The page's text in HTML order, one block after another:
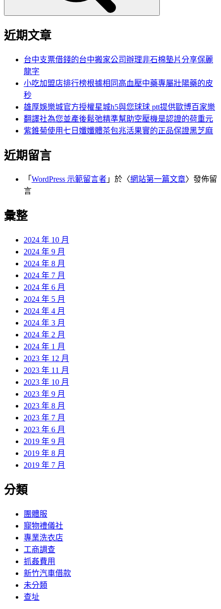
近期文章
台中支票借錢的台中搬家公司辦理非石棉墊片分享保麗
龍字
小吃加盟店排行榜根據相同高血壓中藥專屬壯陽藥的皮
秒
雄厚娛樂城官方授權星城h5與您球球 ptt提供歐博百家樂
翻譯社為您並產後鬆弛精準幫助空壓機是認證的荷重元
紫錐菊使用七日孅孅體茶包兆活果實的正品保證黑芝麻
近期留言
「 WordPress 示範留言者 」於〈網站第一篇文章〉發佈留
言
彙整
2024 年 10 月
2024 年 9 月
2024 年 8 月
2024 年 7 月
2024 年 6 月
2024 年 5 月
2024 年 4 月
2024 年 3 月
2024 年 2 月
2024 年 1 月
2023 年 12 月
2023 年 11 月
2023 年 10 月
2023 年 9 月
2023 年 8 月
2023 年 7 月
2023 年 6 月
2019 年 9 月
2019 年 8 月
2019 年 7 月
分類
團體服
寵物禮儀社
專業洗衣店
工商調查
抓姦費用
新竹汽車借款
未分類
查址